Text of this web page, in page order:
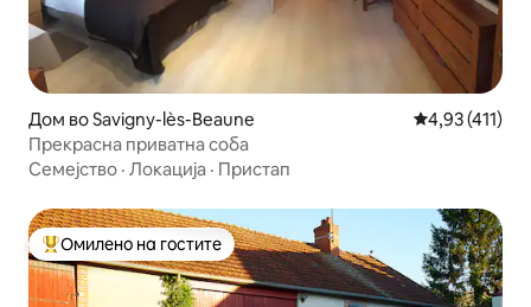
Дом во Savigny-lès-Beaune Просечна
4,93 (411)
Прекрасна приватна соба
Семејство · Локација · Пристап
Меѓу најуспешните „Омилени на гостите“
Омилено на гостите